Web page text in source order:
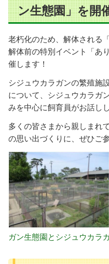
ン生態園」を開
老朽化のため、解体される
解体前の特別イベント「あ
催します！
シジュウカラガンの繁殖施
について、シジュウカラガ
みを中心に飼育員がお話しし
多くの皆さまから親しまれ
の思い出づくりに、ぜひご
ガン生態園とシジュウカラ